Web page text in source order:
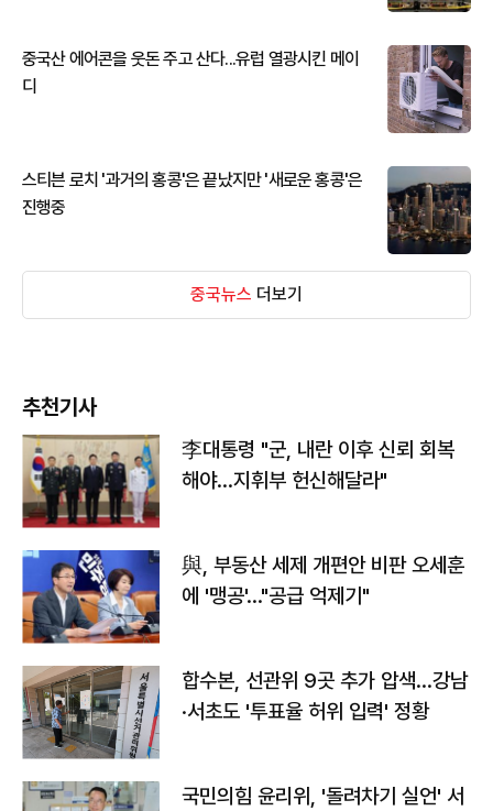
중국산 에어콘을 웃돈 주고 산다...유럽 열광시킨 메이
디
스티븐 로치 '과거의 홍콩'은 끝났지만 '새로운 홍콩'은
진행중
중국뉴스 더보기
추천기사
李대통령 "군, 내란 이후 신뢰 회복
해야…지휘부 헌신해달라"
與, 부동산 세제 개편안 비판 오세훈
에 '맹공'…"공급 억제기"
합수본, 선관위 9곳 추가 압색…강남
·서초도 '투표율 허위 입력' 정황
국민의힘 윤리위, '돌려차기 실언' 서